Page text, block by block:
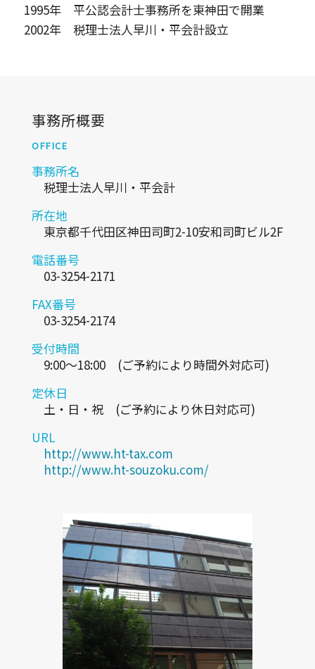
1995年 平公認会計士事務所を東神田で開業
2002年 税理士法人早川・平会計設立
事務所概要
OFFICE
事務所名
税理士法人早川・平会計
所在地
東京都千代田区神田司町2-10安和司町ビル2F
電話番号
03-3254-2171
FAX番号
03-3254-2174
受付時間
9:00～18:00 (ご予約により時間外対応可)
定休日
土・日・祝 (ご予約により休日対応可)
URL
http://www.ht-tax.com
http://www.ht-souzoku.com/